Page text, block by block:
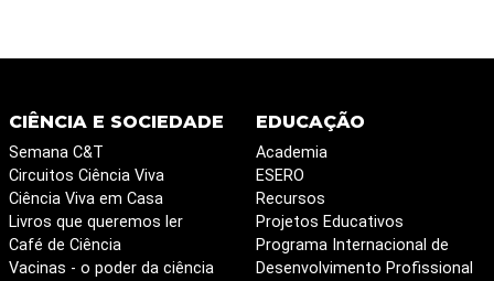
CIÊNCIA E SOCIEDADE
Semana C&T
Circuitos Ciência Viva
Ciência Viva em Casa
Livros que queremos ler
Café de Ciência
Vacinas - o poder da ciência
EDUCAÇÃO
Academia
ESERO
Recursos
Projetos Educativos
Programa Internacional de
Desenvolvimento Profissional